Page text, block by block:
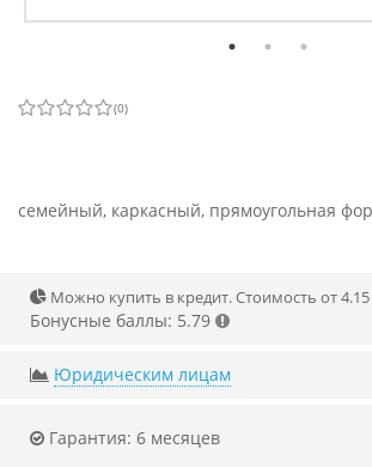
(0)
семейный, каркасный, прямоугольная
Можно купить в кредит. Стоимость от
Бонусные баллы: 5.79
Юридическим лицам
Гарантия: 6 месяцев